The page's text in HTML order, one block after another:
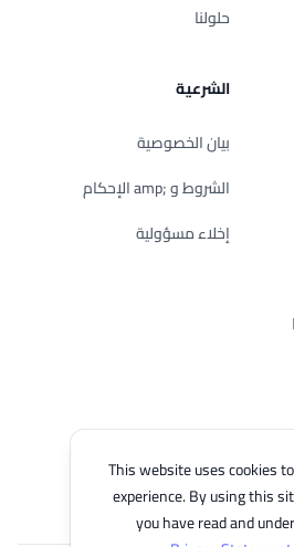
This website uses cookies
experience. By using this
you have read and
حلولنا
الشرعية
بيان الخصوصية
الشروط و ;amp الإحكام
إخلاء مسؤولية